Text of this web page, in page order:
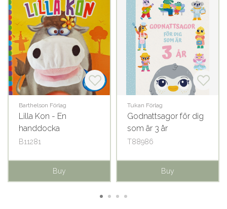
Barthelson Förlag
Lilla Kon - En
handdocka
B11281
Buy
Tukan Förlag
Godnattsagor för dig
som är 3 år
T88986
Buy